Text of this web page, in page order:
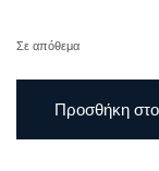
Σε απόθεμα
Military
Authority
Προσθήκη